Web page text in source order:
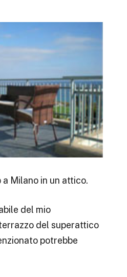
a Milano in un attico.
del mio
del superattico
potrebbe